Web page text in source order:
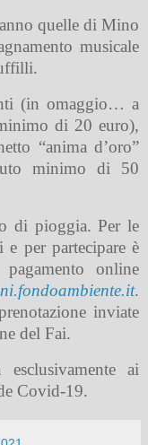
quelle di Mino
musicale
(in omaggio… a
di 20 euro),
“anima d’oro”
minimo di 50
di pioggia. Per le
per partecipare è
online
.
inviate
del Fai.
esclusivamente ai
Covid-19.